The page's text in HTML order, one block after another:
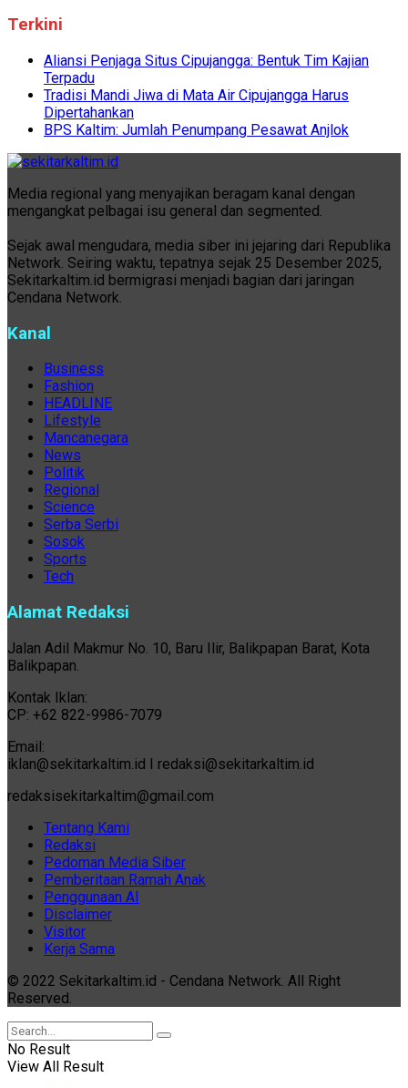
Terkini
Aliansi Penjaga Situs Cipujangga: Bentuk Tim Kajian
Terpadu
Tradisi Mandi Jiwa di Mata Air Cipujangga Harus
Dipertahankan
BPS Kaltim: Jumlah Penumpang Pesawat Anjlok
Media regional yang menyajikan beragam kanal dengan
mengangkat pelbagai isu general dan segmented.
Sejak awal mengudara, media siber ini jejaring dari Republika
Network. Seiring waktu, tepatnya sejak 25 Desember 2025,
Sekitarkaltim.id bermigrasi menjadi bagian dari jaringan
Cendana Network.
Kanal
Business
Fashion
HEADLINE
Lifestyle
Mancanegara
News
Politik
Regional
Science
Serba Serbi
Sosok
Sports
Tech
Alamat Redaksi
Jalan Adil Makmur No. 10, Baru Ilir, Balikpapan Barat, Kota
Balikpapan.
Kontak Iklan:
CP: +62 822-9986-7079
Email:
iklan@sekitarkaltim.id I redaksi@sekitarkaltim.id
redaksisekitarkaltim@gmail.com
Tentang Kami
Redaksi
Pedoman Media Siber
Pemberitaan Ramah Anak
Penggunaan AI
Disclaimer
Visitor
Kerja Sama
© 2022 Sekitarkaltim.id - Cendana Network. All Right
Reserved.
No Result
View All Result